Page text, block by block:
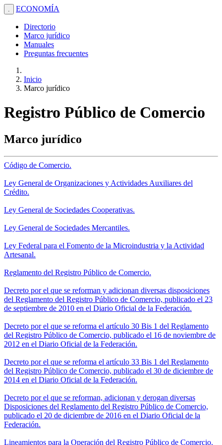
. ECONOMÍA
Directorio
Marco jurídico
Manuales
Preguntas frecuentes
Inicio
Marco jurídico
Registro Público de Comercio
Marco jurídico
Código de Comercio.
Ley General de Organizaciones y Actividades Auxiliares del
Crédito.
Ley General de Sociedades Cooperativas.
Ley General de Sociedades Mercantiles.
Ley Federal para el Fomento de la Microindustria y la Actividad
Artesanal.
Reglamento del Registro Público de Comercio.
Decreto por el que se reforman y adicionan diversas disposiciones
del Reglamento del Registro Público de Comercio, publicado el 23
de septiembre de 2010 en el Diario Oficial de la Federación.
Decreto por el que se reforma el artículo 30 Bis 1 del Reglamento
del Registro Público de Comercio, publicado el 16 de noviembre de
2012 en el Diario Oficial de la Federación.
Decreto por el que se reforma el artículo 33 Bis 1 del Reglamento
del Registro Público de Comercio, publicado el 30 de diciembre de
2014 en el Diario Oficial de la Federación.
Decreto por el que se reforman, adicionan y derogan diversas
Disposiciones del Reglamento del Registro Público de Comercio,
publicado el 20 de diciembre de 2016 en el Diario Oficial de la
Federación.
Lineamientos para la Operación del Registro Público de Comercio.